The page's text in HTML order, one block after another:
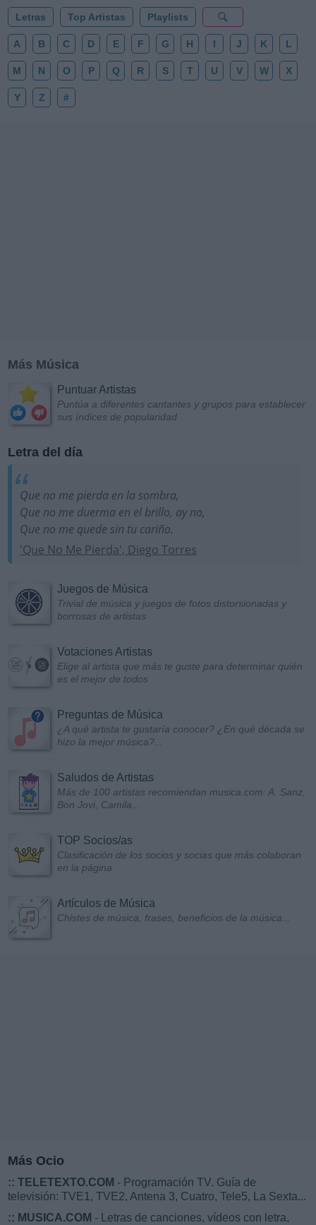
Letras Top Artistas Playlists
A B C D E F G H I J K L
M N O P Q R S T U V W X
Y Z #
Más Música
Puntuar Artistas
Puntúa a diferentes cantantes y grupos para establecer
sus índices de popularidad
Letra del día
Que no me pierda en la sombra,
Que no me duerma en el brillo, ay no,
Que no me quede sin tu cariño.
'Que No Me Pierda', Diego Torres
Juegos de Música
Trivial de música y juegos de fotos distorsionadas y
borrosas de artistas
Votaciones Artistas
Elige al artista que más te guste para determinar quién
es el mejor de todos
Preguntas de Música
¿A qué artista te gustaría conocer? ¿En qué década se
hizo la mejor música?...
Saludos de Artistas
Más de 100 artistas recomiendan musica.com: A. Sanz,
Bon Jovi, Camila...
TOP Socios/as
Clasificación de los socios y socias que más colaboran
en la página
Artículos de Música
Chistes de música, frases, beneficios de la música...
Más Ocio
:: TELETEXTO.COM - Programación TV. Guía de
televisión: TVE1, TVE2, Antena 3, Cuatro, Tele5, La Sexta...
:: MUSICA.COM - Letras de canciones, vídeos con letra,